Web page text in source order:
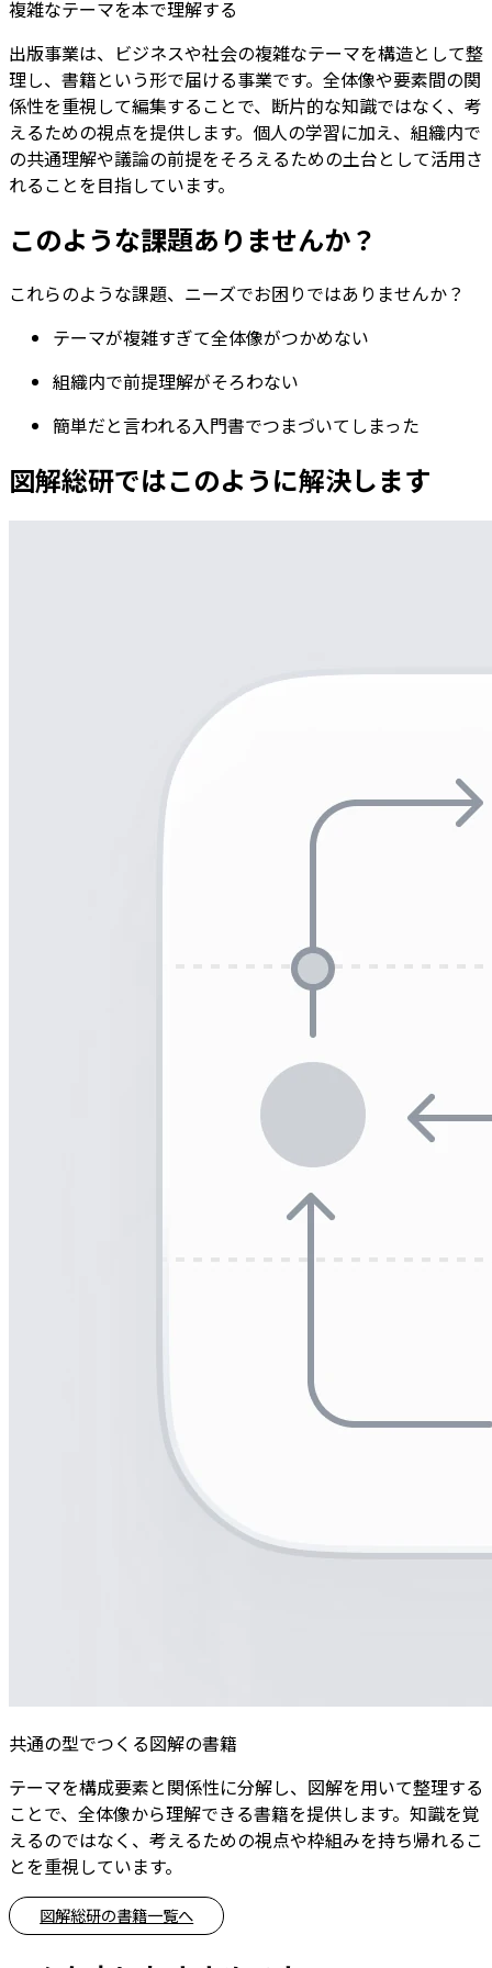
複雑なテーマを本で理解する
出版事業は、ビジネスや社会の複雑なテーマを構造として整
理し、書籍という形で届ける事業です。全体像や要素間の関
係性を重視して編集することで、断片的な知識ではなく、考
えるための視点を提供します。個人の学習に加え、組織内で
の共通理解や議論の前提をそろえるための土台として活用さ
れることを目指しています。
このような課題ありませんか？
これらのような課題、ニーズでお困りではありませんか？
テーマが複雑すぎて全体像がつかめない
組織内で前提理解がそろわない
簡単だと言われる入門書でつまづいてしまった
図解総研ではこのように解決します
共通の型でつくる図解の書籍
テーマを構成要素と関係性に分解し、図解を用いて整理する
ことで、全体像から理解できる書籍を提供します。知識を覚
えるのではなく、考えるための視点や枠組みを持ち帰れるこ
とを重視しています。
図解総研の書籍一覧へ